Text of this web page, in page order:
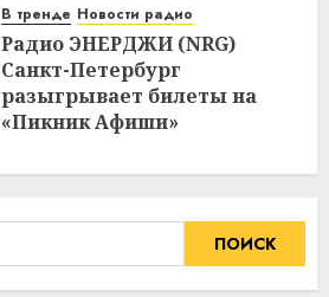
В тренде Новости радио
Радио ЭНЕРДЖИ (NRG)
Санкт-Петербург
разыгрывает билеты на
«Пикник Афиши»